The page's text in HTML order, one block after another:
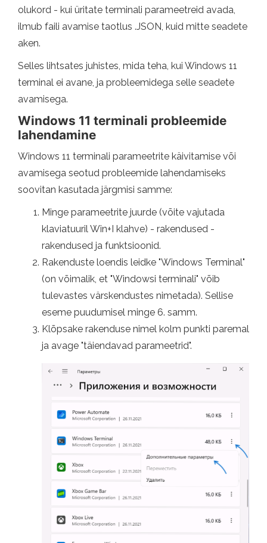
olukord - kui üritate terminali parameetreid avada,
ilmub faili avamise taotlus .JSON, kuid mitte seadete
aken.
Selles lihtsates juhistes, mida teha, kui Windows 11
terminal ei avane, ja probleemidega selle seadete
avamisega.
Windows 11 terminali probleemide
lahendamine
Windows 11 terminali parameetrite käivitamise või
avamisega seotud probleemide lahendamiseks
soovitan kasutada järgmisi samme:
Minge parameetrite juurde (võite vajutada
klaviatuuril Win+I klahve) - rakendused -
rakendused ja funktsioonid.
Rakenduste loendis leidke "Windows Terminal"
(on võimalik, et "Windowsi terminali" võib
tulevastes värskendustes nimetada). Sellise
eseme puudumisel minge 6. samm.
Klõpsake rakenduse nimel kolm punkti paremal
ja avage "täiendavad parameetrid".